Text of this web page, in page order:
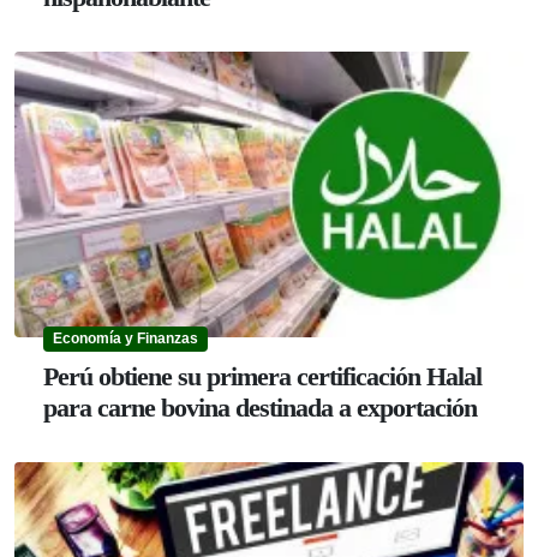
Economía y Finanzas
Perú obtiene su primera certificación Halal
para carne bovina destinada a exportación